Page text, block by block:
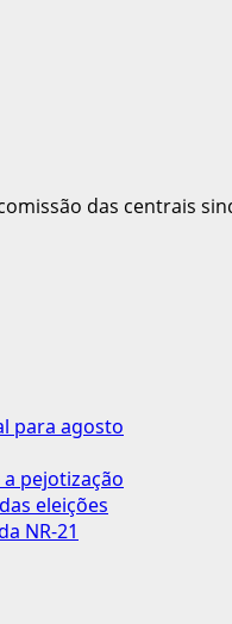
das centrais
para agosto
pejotização
eleições
NR-21